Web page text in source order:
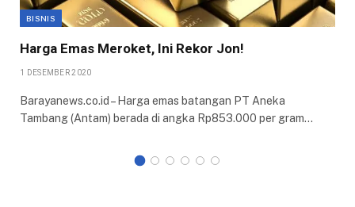
BISNIS
Harga Emas Meroket, Ini Rekor Jon!
1 DESEMBER 2020
Barayanews.co.id – Harga emas batangan PT Aneka
Tambang (Antam) berada di angka Rp853.000 per gram…